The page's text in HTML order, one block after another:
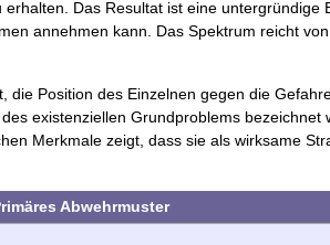
Das Resultat ist eine untergründige
annehmen kann. Das Spektrum reicht
die Position des Einzelnen gegen die
existenziellen Grundproblems bezeichnet
Merkmale zeigt, dass sie als wirksame
Abwehrmuster